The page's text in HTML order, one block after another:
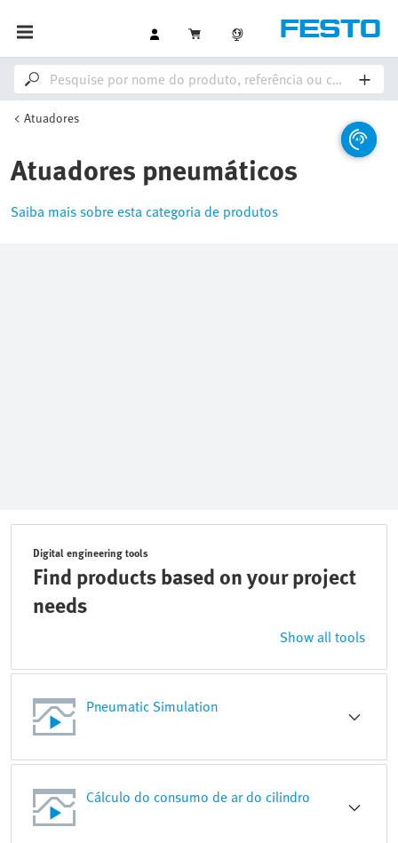
Atuadores
Atuadores pneumáticos
Saiba mais sobre esta categoria de produtos
Digital engineering tools
Find products based on your project
needs
Show all tools
Pneumatic Simulation
Cálculo do consumo de ar do cilindro